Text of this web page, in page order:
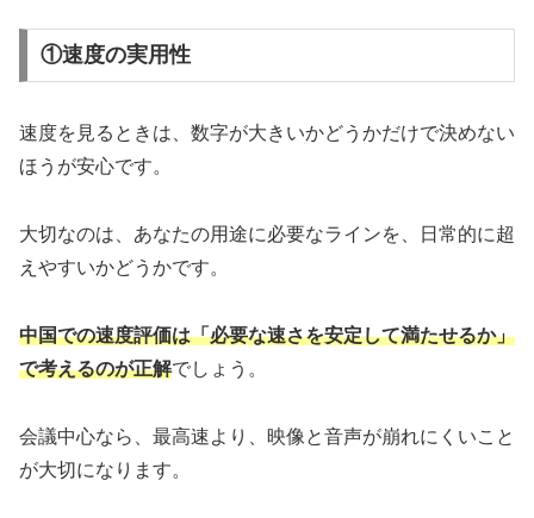
①速度の実用性
速度を見るときは、数字が大きいかどうかだけで決めない
ほうが安心です。
大切なのは、あなたの用途に必要なラインを、日常的に超
えやすいかどうかです。
中国での速度評価は「必要な速さを安定して満たせるか」
で考えるのが正解でしょう。
会議中心なら、最高速より、映像と音声が崩れにくいこと
が大切になります。